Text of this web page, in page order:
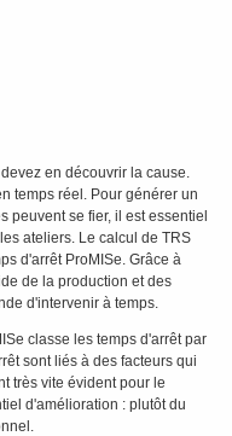
en découvrir la cause.
temps réel. Pour générer un
peuvent se fier, il est essentiel
ateliers. Le calcul de TRS
d'arrêt ProMISe. Grâce à
de la production et des
d'intervenir à temps.
classe les temps d'arrêt par
sont liés à des facteurs qui
très vite évident pour le
d'amélioration : plutôt du